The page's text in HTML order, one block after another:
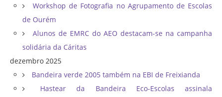
Workshop de Fotografia no Agrupamento de Escolas
de Ourém
Alunos de EMRC do AEO destacam-se na campanha
solidária da Cáritas
dezembro 2025
Bandeira verde 2005 também na EBI de Freixianda
Hastear da Bandeira Eco-Escolas assinala